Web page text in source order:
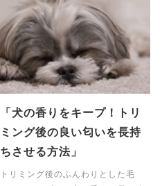
「犬の香りをキープ！トリ
ミング後の良い匂いを長持
ちさせる方法」
トリミング後のふんわりとした毛